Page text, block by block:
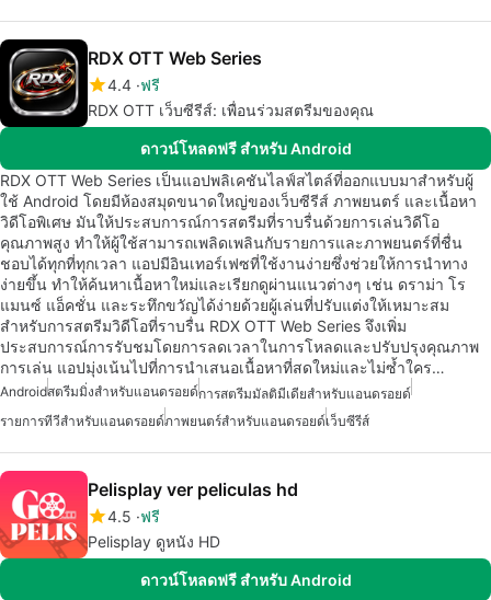
RDX OTT Web Series
4.4 ฟรี
RDX OTT เว็บซีรีส์: เพื่อนร่วมสตรีมของคุณ
ดาวน์โหลดฟรี สำหรับ Android
RDX OTT Web Series เป็นแอปพลิเคชันไลฟ์สไตล์ที่ออกแบบมาสำหรับผู้
ใช้ Android โดยมีห้องสมุดขนาดใหญ่ของเว็บซีรีส์ ภาพยนตร์ และเนื้อหา
วิดีโอพิเศษ มันให้ประสบการณ์การสตรีมที่ราบรื่นด้วยการเล่นวิดีโอ
คุณภาพสูง ทำให้ผู้ใช้สามารถเพลิดเพลินกับรายการและภาพยนตร์ที่ชื่น
ชอบได้ทุกที่ทุกเวลา แอปมีอินเทอร์เฟซที่ใช้งานง่ายซึ่งช่วยให้การนำทาง
ง่ายขึ้น ทำให้ค้นหาเนื้อหาใหม่และเรียกดูผ่านแนวต่างๆ เช่น ดราม่า โร
แมนซ์ แอ็คชั่น และระทึกขวัญได้ง่ายด้วยผู้เล่นที่ปรับแต่งให้เหมาะสม
สำหรับการสตรีมวิดีโอที่ราบรื่น RDX OTT Web Series จึงเพิ่ม
ประสบการณ์การรับชมโดยการลดเวลาในการโหลดและปรับปรุงคุณภาพ
การเล่น แอปมุ่งเน้นไปที่การนำเสนอเนื้อหาที่สดใหม่และไม่ซ้ำใคร…
Androidสตรีมมิ่งสำหรับแอนดรอยด์การสตรีมมัลติมีเดียสำหรับแอนดรอยด์
รายการทีวีสำหรับแอนดรอยด์ภาพยนตร์สำหรับแอนดรอยด์เว็บซีรีส์
Pelisplay ver peliculas hd
4.5 ฟรี
Pelisplay ดูหนัง HD
ดาวน์โหลดฟรี สำหรับ Android